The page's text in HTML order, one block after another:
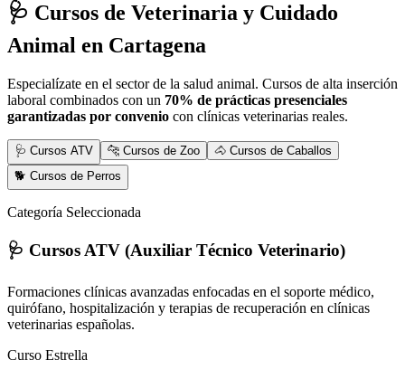
🩺 Cursos de Veterinaria y Cuidado
Animal en Cartagena
Especialízate en el sector de la salud animal. Cursos de alta inserción
laboral combinados con un 70% de prácticas presenciales
garantizadas por convenio con clínicas veterinarias reales.
🩺 Cursos ATV 🐆 Cursos de Zoo
🐴 Cursos de Caballos
🐕 Cursos de Perros
Categoría Seleccionada
🩺 Cursos ATV (Auxiliar Técnico Veterinario)
Formaciones clínicas avanzadas enfocadas en el soporte médico,
quirófano, hospitalización y terapias de recuperación en clínicas
veterinarias españolas.
Curso Estrella